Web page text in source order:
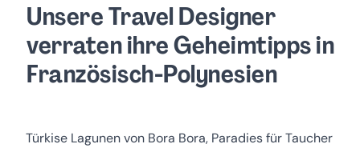
Unsere Travel Designer
verraten ihre Geheimtippsin
Französisch-Polynesien
Türkise Lagunen von Bora Bora, Paradies für Taucher